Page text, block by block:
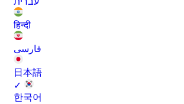
हिन्दी
فارسی
日本語
✓
한국어